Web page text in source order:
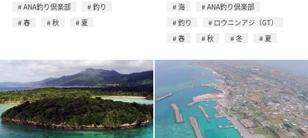
ANA釣り倶楽部
釣り
春
秋 夏
海
ANA釣り倶楽部
釣り
ロウニンアジ（GT）
春
秋 冬 夏